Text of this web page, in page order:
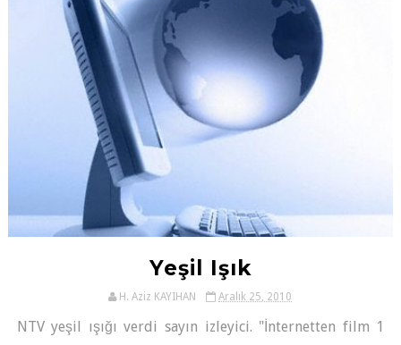
Yeşil Işık
H. Aziz KAYIHAN Aralık 25, 2010
NTV yeşil ışığı verdi sayın izleyici. "İnternetten film 1